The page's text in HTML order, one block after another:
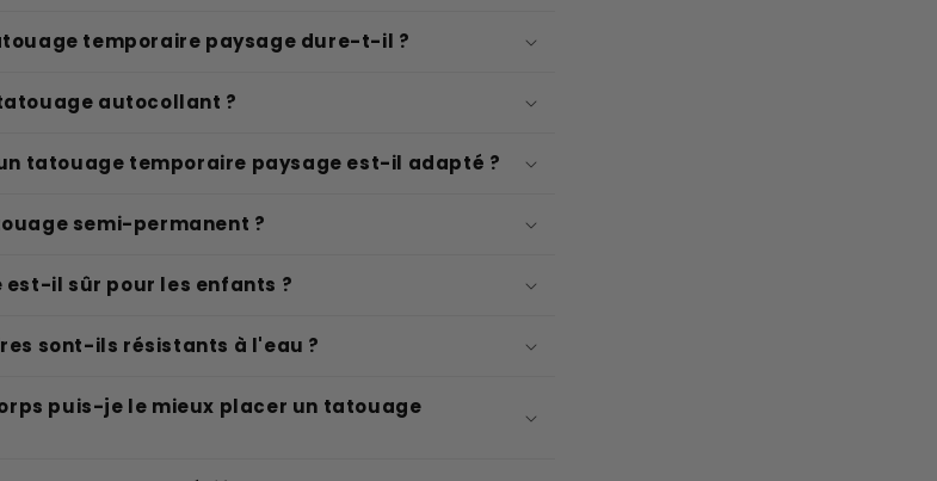
temporaire paysage dure-t-il ?
autocollant ?
tatouage temporaire paysage est-il adapté ?
semi-permanent ?
il sûr pour les enfants ?
sont-ils résistants à l'eau ?
puis-je le mieux placer un tatouage